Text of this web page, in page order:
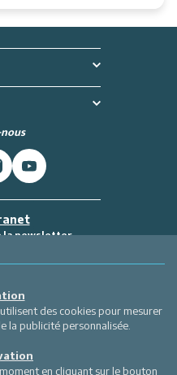
la newsletter
des cookies pour mesurer
la publicité personnalisée.
en cliquant sur le bouton